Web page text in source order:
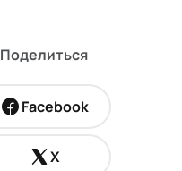
Поделиться
Facebook
X